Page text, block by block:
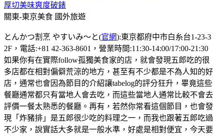
厚切美味爽度破錶
關東-東京美食 國外旅遊
とんかつ割烹 やすいみ〜と(官網):東京都府中市白糸台1-23-3
2F，電話:+81 42-363-8601，營業時間:11:30-14:00/17:00-21:30
如果你有在實際follow孤獨美食家的店，就會發現五郎吃的很
多店都在相對偏僻荒涼的地方，甚至有不少都是不為人知的好
店，通常也會因為節目的介紹讓tabelog的評分狂升，畢竟這些
餐廳通常都只有當地人會去吃，而這些當地人通常比較不會去
評價一餐太熟悉的餐廳。再有，若然你常看這個節目，也會發
現「炸豬排」是五郎很少吃的料理之一，而我也跟著五郎吃過
不少家，說實話大多就是一般水準，好處是相對便宜，今天要